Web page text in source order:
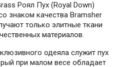
Роял Пух (Royal Down)
знаком качества Bramsher
только элитные ткани
материалов.
одеяла служит пух
при малом весе обладает